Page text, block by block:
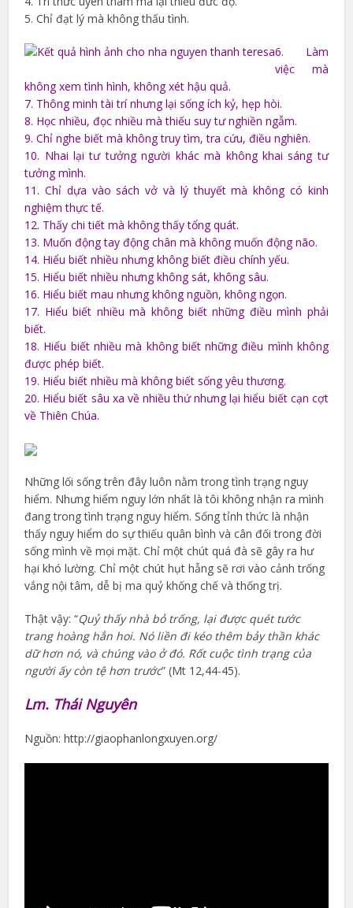
5. Chỉ đạt lý mà không thấu tình.
6. Làm
việc mà
không xem tình hình, không xét hậu quả.
7. Thông minh tài trí nhưng lại sống ích kỷ, hẹp hòi.
8. Học nhiều, đọc nhiều mà thiếu suy tư nghiền ngẫm.
9. Chỉ nghe biết mà không truy tìm, tra cứu, điều nghiên.
10. Nhai lại tư tưởng người khác mà không khai sáng tư
tưởng mình.
11. Chỉ dựa vào sách vở và lý thuyết mà không có kinh
nghiệm thực tế.
12. Thấy chi tiết mà không thấy tổng quát.
13. Muốn động tay động chân mà không muốn động não.
14. Hiểu biết nhiều nhưng không biết điều chính yếu.
15. Hiểu biết nhiều nhưng không sát, không sâu.
16. Hiểu biết mau nhưng không nguồn, không ngọn.
17. Hiểu biết nhiều mà không biết những điều mình phải
biết.
18. Hiểu biết nhiều mà không biết những điều mình không
được phép biết.
19. Hiểu biết nhiều mà không biết sống yêu thương.
20. Hiểu biết sâu xa về nhiều thứ nhưng lại hiểu biết cạn cợt
về Thiên Chúa.
Những lối sống trên đây luôn nằm trong tình trạng nguy
hiểm. Nhưng hiểm nguy lớn nhất là tôi không nhận ra mình
đang trong tình trạng nguy hiểm. Sống tỉnh thức là nhận
thấy nguy hiểm do sự thiếu quân bình và cân đối trong đời
sống mình về mọi mặt. Chỉ một chút quá đà sẽ gây ra hư
hại khó lường. Chỉ một chút hụt hẫng sẽ rơi vào cảnh trống
vắng nội tâm, dễ bị ma quỷ khống chế và thống trị.
Thật vậy: “Quỷ thấy nhà bỏ trống, lại được quét tước
trang hoàng hẳn hoi. Nó liền đi kéo thêm bảy thần khác
dữ hơn nó, và chúng vào ở đó. Rốt cuộc tình trạng của
người ấy còn tệ hơn trước” (Mt 12,44-45).
Lm. Thái Nguyên
Nguồn: http://giaophanlongxuyen.org/